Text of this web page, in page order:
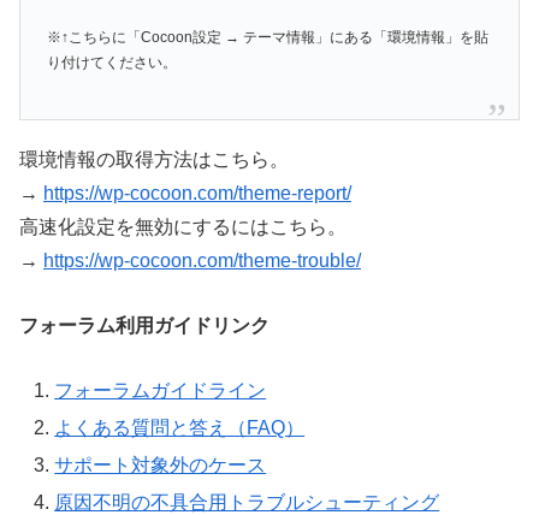
※↑こちらに「Cocoon設定 → テーマ情報」にある「環境情報」を貼
り付けてください。
環境情報の取得方法はこちら。
→ https://wp-cocoon.com/theme-report/
高速化設定を無効にするにはこちら。
→ https://wp-cocoon.com/theme-trouble/
フォーラム利用ガイドリンク
フォーラムガイドライン
よくある質問と答え（FAQ）
サポート対象外のケース
原因不明の不具合用トラブルシューティング